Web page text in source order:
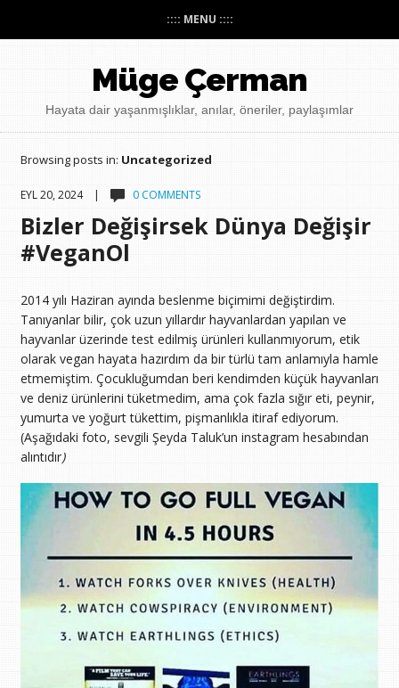
:::: MENU ::::
Müge Çerman
Hayata dair yaşanmışlıklar, anılar, öneriler, paylaşımlar
Browsing posts in: Uncategorized
EYL 20, 2024 | 0 COMMENTS
Bizler Değişirsek Dünya Değişir
#VeganOl
2014 yılı Haziran ayında beslenme biçimimi değiştirdim.
Tanıyanlar bilir, çok uzun yıllardır hayvanlardan yapılan ve
hayvanlar üzerinde test edilmiş ürünleri kullanmıyorum, etik
olarak vegan hayata hazırdım da bir türlü tam anlamıyla hamle
etmemiştim. Çocukluğumdan beri kendimden küçük hayvanları
ve deniz ürünlerini tüketmedim, ama çok fazla sığır eti, peynir,
yumurta ve yoğurt tükettim, pişmanlıkla itiraf ediyorum.
(Aşağıdaki foto, sevgili Şeyda Taluk’un instagram hesabından
alıntıdır)